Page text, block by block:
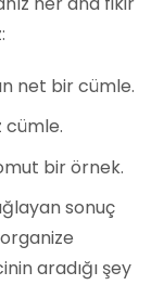
net bir cümle.
cümle.
bir örnek.
sonuç
aradığı şey